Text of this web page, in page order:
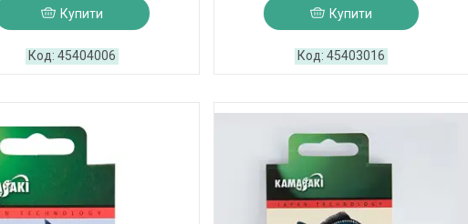
Купити
45404006
Купити
45403016